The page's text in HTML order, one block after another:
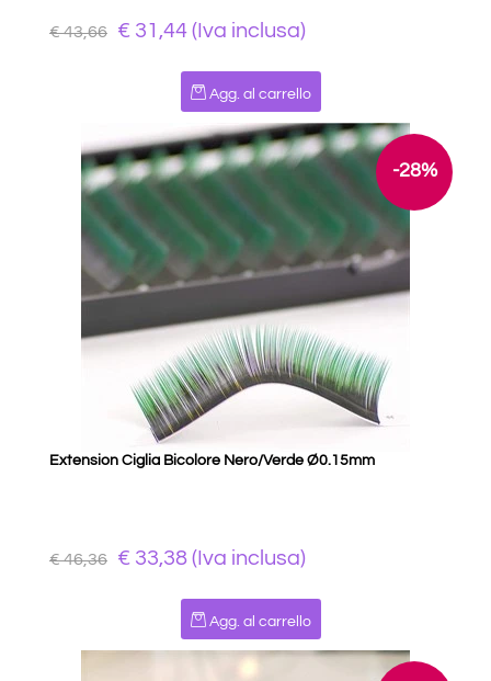
€ 43,66 € 31,44 (Iva inclusa)
Quantità
Agg. al carrello
-28%
Extension Ciglia Bicolore Nero/Verde Ø0.15mm
€ 46,36 € 33,38 (Iva inclusa)
Quantità
Agg. al carrello